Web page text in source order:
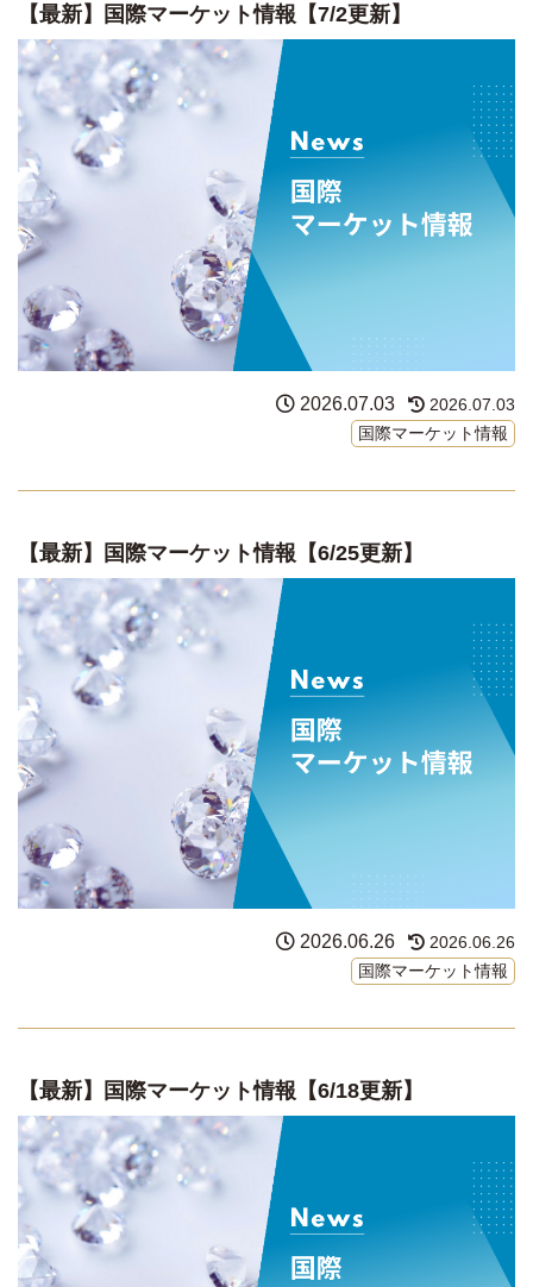
【最新】国際マーケット情報【7/2更新】
2026.07.03
2026.07.03
国際マーケット情報
【最新】国際マーケット情報【6/25更新】
2026.06.26
2026.06.26
国際マーケット情報
【最新】国際マーケット情報【6/18更新】